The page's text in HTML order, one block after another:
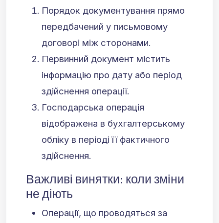
Порядок документування прямо
передбачений у письмовому
договорі між сторонами.
Первинний документ містить
інформацію про дату або період
здійснення операції.
Господарська операція
відображена в бухгалтерському
обліку в періоді її фактичного
здійснення.
Важливі винятки: коли зміни
не діють
Операції, що проводяться за